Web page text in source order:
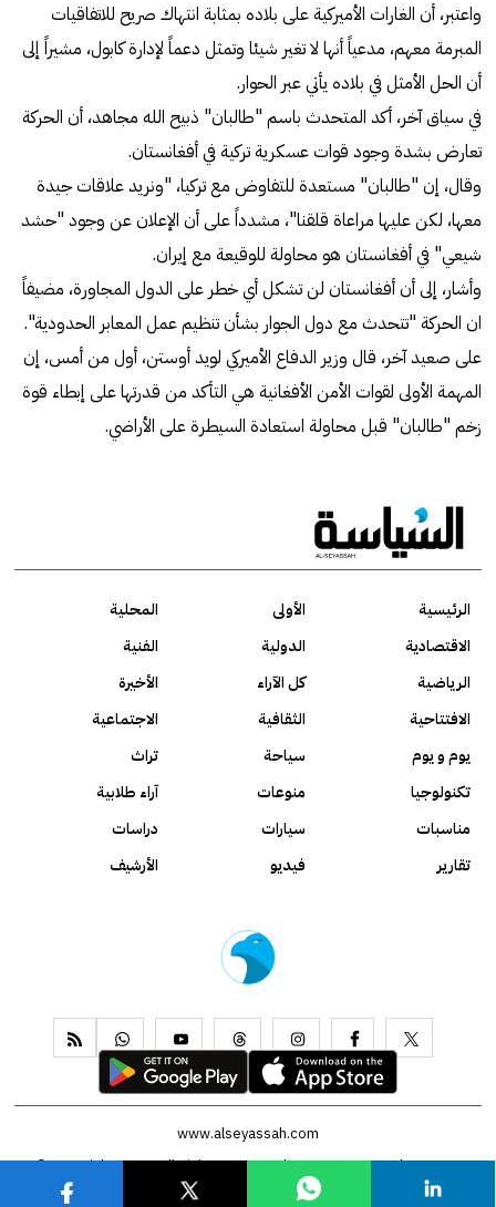
واعتبر، أن الغارات الأميركية على بلاده بمثابة انتهاك صريح للاتفاقيات
المبرمة معهم، مدعياً أنها لا تغير شيئا وتمثل دعماً لإدارة كابول، مشيراً إلى
أن الحل الأمثل في بلاده يأتي عبر الحوار.
في سياق آخر، أكد المتحدث باسم "طالبان" ذبيح الله مجاهد، أن الحركة
تعارض بشدة وجود قوات عسكرية تركية في أفغانستان.
وقال، إن "طالبان" مستعدة للتفاوض مع تركيا، "ونريد علاقات جيدة
معها، لكن عليها مراعاة قلقنا"، مشدداً على أن الإعلان عن وجود "حشد
شيعي" في أفغانستان هو محاولة للوقيعة مع إيران.
وأشار، إلى أن أفغانستان لن تشكل أي خطر على الدول المجاورة، مضيفاً
ان الحركة "تتحدث مع دول الجوار بشأن تنظيم عمل المعابر الحدودية".
على صعيد آخر، قال وزير الدفاع الأميركي لويد أوستن، أول من أمس، إن
المهمة الأولى لقوات الأمن الأفغانية هي التأكد من قدرتها على إبطاء قوة
زخم "طالبان" قبل محاولة استعادة السيطرة على الأراضي.
الرئيسية الأولى
المحلية
الاقتصادية
الدولية
الفنية
الرياضية
كل الآراء
الأخيرة
الافتتاحية
الثقافية
الاجتماعية
يوم و يوم
سياحة
تراث
تكنولوجيا
منوعات
آراء طلابية
مناسبات
سيارات
دراسات
تقارير
فيديو الأرشيف
www.alseyassah.com
About us
Contact us
Copyright 2026, All Rights Reserved ©